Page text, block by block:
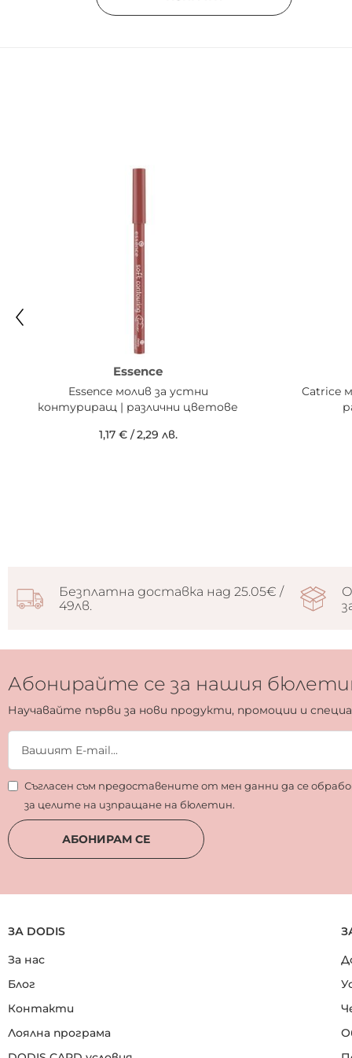
Essence
Essence молив за устни
контуриращ | различни цветове
1,17 €/2,29 лв.
Catrice
Безплатна доставка над 25.05€ /
49лв.
Абонирайте се за нашия
Научавайте първи за нови продукти, промоции и
Съгласен съм предоставените от мен данни да се
за целите на изпращане на бюлетин.
АБОНИРАМ СЕ
ЗА DODIS
За нас
Блог
Контакти
Лоялна програма